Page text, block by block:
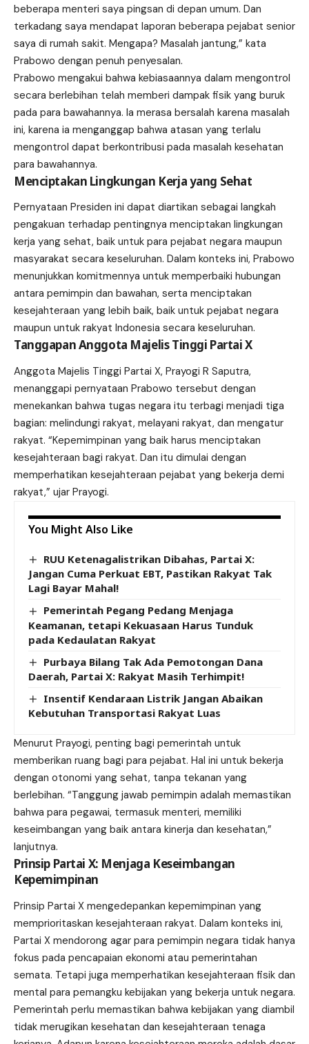
beberapa menteri saya pingsan di depan umum. Dan
terkadang saya mendapat laporan beberapa pejabat senior
saya di rumah sakit. Mengapa? Masalah jantung,” kata
Prabowo dengan penuh penyesalan.
Prabowo mengakui bahwa kebiasaannya dalam mengontrol
secara berlebihan telah memberi dampak fisik yang buruk
pada para bawahannya. Ia merasa bersalah karena masalah
ini, karena ia menganggap bahwa atasan yang terlalu
mengontrol dapat berkontribusi pada masalah kesehatan
para bawahannya.
Menciptakan Lingkungan Kerja yang Sehat
Pernyataan Presiden ini dapat diartikan sebagai langkah
pengakuan terhadap pentingnya menciptakan lingkungan
kerja yang sehat, baik untuk para pejabat negara maupun
masyarakat secara keseluruhan. Dalam konteks ini, Prabowo
menunjukkan komitmennya untuk memperbaiki hubungan
antara pemimpin dan bawahan, serta menciptakan
kesejahteraan yang lebih baik, baik untuk pejabat negara
maupun untuk rakyat Indonesia secara keseluruhan.
Tanggapan Anggota Majelis Tinggi Partai X
Anggota Majelis Tinggi Partai X, Prayogi R Saputra,
menanggapi pernyataan Prabowo tersebut dengan
menekankan bahwa tugas negara itu terbagi menjadi tiga
bagian: melindungi rakyat, melayani rakyat, dan mengatur
rakyat. “Kepemimpinan yang baik harus menciptakan
kesejahteraan bagi rakyat. Dan itu dimulai dengan
memperhatikan kesejahteraan pejabat yang bekerja demi
rakyat,” ujar Prayogi.
You Might Also Like
RUU Ketenagalistrikan Dibahas, Partai X:
Jangan Cuma Perkuat EBT, Pastikan Rakyat Tak
Lagi Bayar Mahal!
Pemerintah Pegang Pedang Menjaga
Keamanan, tetapi Kekuasaan Harus Tunduk
pada Kedaulatan Rakyat
Purbaya Bilang Tak Ada Pemotongan Dana
Daerah, Partai X: Rakyat Masih Terhimpit!
Insentif Kendaraan Listrik Jangan Abaikan
Kebutuhan Transportasi Rakyat Luas
Menurut Prayogi, penting bagi pemerintah untuk
memberikan ruang bagi para pejabat. Hal ini untuk bekerja
dengan otonomi yang sehat, tanpa tekanan yang
berlebihan. “Tanggung jawab pemimpin adalah memastikan
bahwa para pegawai, termasuk menteri, memiliki
keseimbangan yang baik antara kinerja dan kesehatan,”
lanjutnya.
Prinsip Partai X: Menjaga Keseimbangan
Kepemimpinan
Prinsip Partai X mengedepankan kepemimpinan yang
memprioritaskan kesejahteraan rakyat. Dalam konteks ini,
Partai X mendorong agar para pemimpin negara tidak hanya
fokus pada pencapaian ekonomi atau pemerintahan
semata. Tetapi juga memperhatikan kesejahteraan fisik dan
mental para pemangku kebijakan yang bekerja untuk negara.
Pemerintah perlu memastikan bahwa kebijakan yang diambil
tidak merugikan kesehatan dan kesejahteraan tenaga